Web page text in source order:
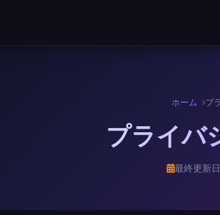
ホーム プ
プライバ
最終更新